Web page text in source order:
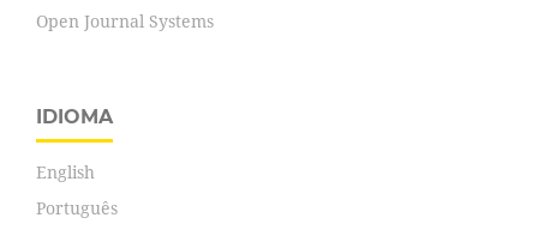
Open Journal Systems
IDIOMA
English
Português